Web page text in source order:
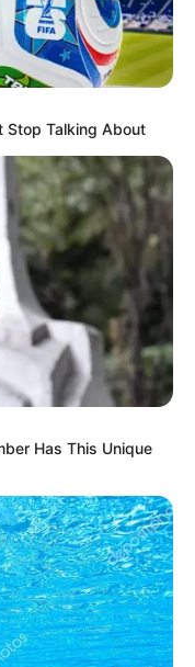
Stop Talking About
Has This Unique